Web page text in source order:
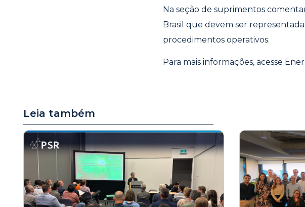
Na seção de suprimentos
Brasil que devem ser
procedimentos operativos.
Para mais informações, acesse
Leia também